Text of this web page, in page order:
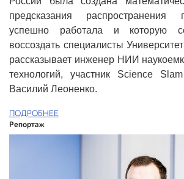
предсказания распространения
успешно работала и которую
воссоздать специалисты
рассказывает инженер НИИ
технологий, участник Science
Василий Леоненко.
ПОДРОБНЕЕ
Репортаж